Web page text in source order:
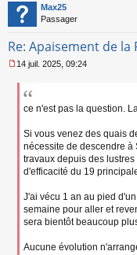
u
Max25
Passager
Re: Apaisement de la
e
14 juil. 2025, 09:24
ce n'est pas la question.
Si vous venez des quais
nécessite de descendre à
travaux depuis des
d'efficacité du 19
J'ai vécu 1 an au pied
semaine pour aller et
sera bientôt beaucoup
Aucune évolution